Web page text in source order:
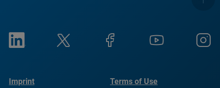
Imprint Terms of Use